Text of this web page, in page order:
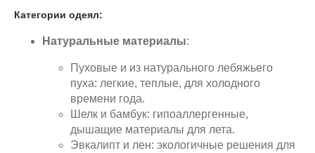
Категории одеял:
Натуральные материалы:
Пуховые и из натурального лебяжьего
пуха: легкие, теплые, для холодного
времени года.
Шелк и бамбук: гипоаллергенные,
дышащие материалы для лета.
Эвкалипт и лен: экологичные решения для